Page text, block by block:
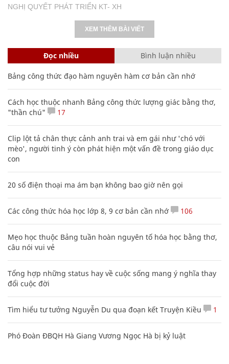
NGHỊ QUYẾT PHÁT TRIỂN KT- XH
XEM THÊM BÀI VIẾT
Đọc nhiều Bình luận nhiều
Bảng công thức đạo hàm nguyên hàm cơ bản cần nhớ
Cách học thuộc nhanh Bảng công thức lượng giác bằng thơ,
"thần chú"
17
Clip lột tả chân thực cảnh anh trai và em gái như 'chó với
mèo', người tinh ý còn phát hiện một vấn đề trong giáo dục
con
20 số điện thoại ma ám bạn không bao giờ nên gọi
Các công thức hóa học lớp 8, 9 cơ bản cần nhớ 106
Mẹo học thuộc Bảng tuần hoàn nguyên tố hóa học bằng thơ,
câu nói vui vẻ
Tổng hợp những status hay về cuộc sống mang ý nghĩa thay
đổi cuộc đời
Tìm hiểu tư tưởng Nguyễn Du qua đoạn kết Truyện Kiều 1
Phó Đoàn ĐBQH Hà Giang Vương Ngọc Hà bị kỷ luật